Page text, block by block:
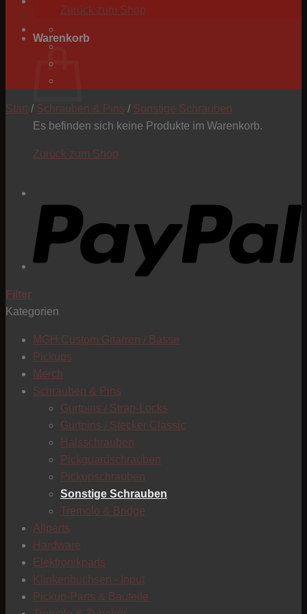
Zurück zum Shop
Warenkorb
Es befinden sich keine Produkte im Warenkorb.
Zurück zum Shop
Start / Schrauben & Pins / Sonstige Schrauben
Filter
Kategorien
MGH Custom Gitarren / Bässe
Pickups
Merch
Schrauben & Pins
Gurtpins / Strap-Locks
Gurtpins / Stecker Classic
Halsschrauben
Pickguardschrauben
Pickupschrauben
Sonstige Schrauben
Tremolo & Bridge
Allparts
Hardware
Elektronikparts
Klinkenbuchsen - Input
Pickup-Parts & Bauteile